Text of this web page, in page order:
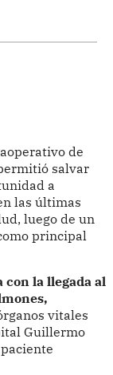
de
salvar
a
las últimas
luego de un
principal
con la llegada al
vitales
Guillermo